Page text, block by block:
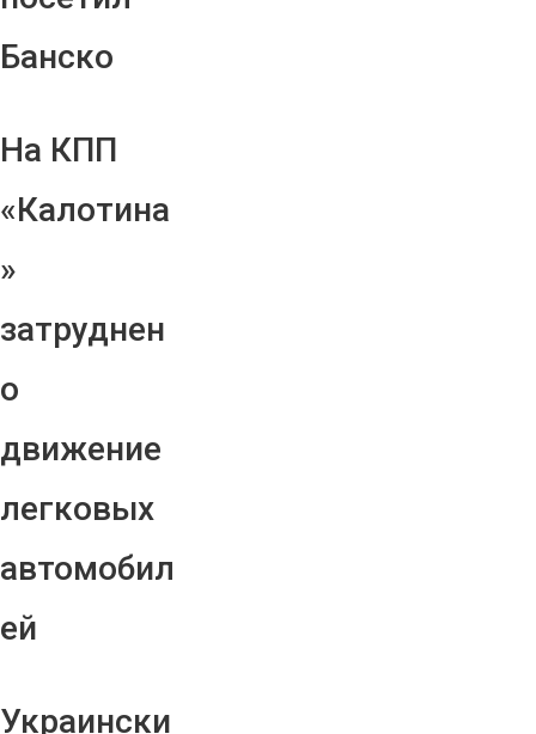
Банско
На КПП
«Калотина
»
затруднен
о
движение
легковых
автомобил
ей
Украински